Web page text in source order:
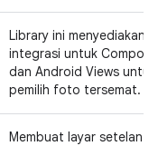
Library ini menyediakan
integrasi untuk Compose
dan Android Views untuk
pemilih foto tersemat.
Membuat layar setelan